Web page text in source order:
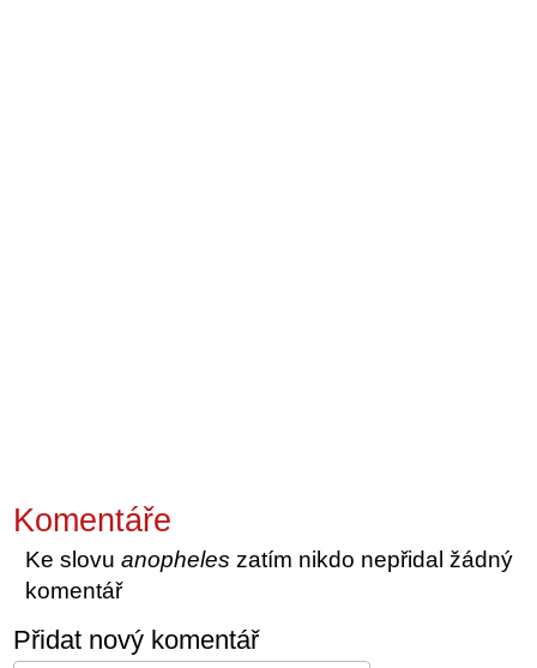
Komentáře
Ke slovuanopheles zatím nikdo nepřidal žádný
komentář
Přidat nový komentář